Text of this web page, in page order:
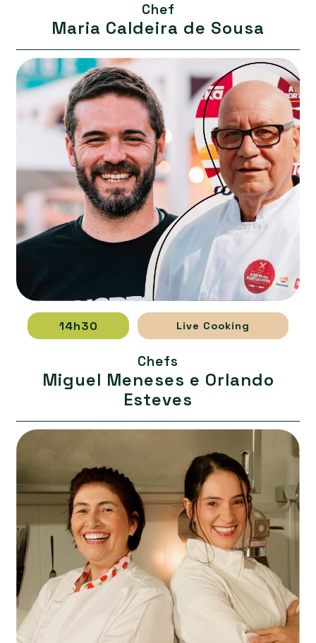
Chef
Maria Caldeira de Sousa
14h30 Live Cooking
Chefs
Miguel Meneses e Orlando
Esteves